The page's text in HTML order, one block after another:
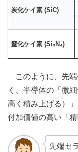
炭化ケイ素 (SiC)
窒化ケイ素 (Si₃N₄)
このように、先端
く、半導体の「微
高く積み上げる）
付加価値の高い「
先端セ